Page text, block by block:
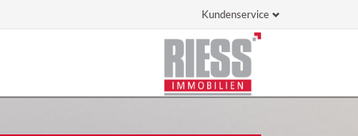
Kundenservice
überspringen